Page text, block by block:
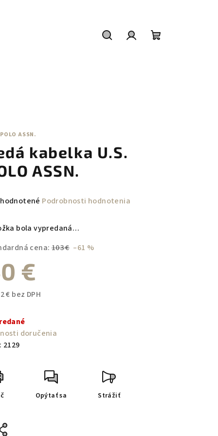
ASSN.
kabelka U.S.
ASSN.
Podrobnosti hodnotenia
bola vypredaná…
cena: 103 € –61 %
€
€ bez DPH
doručenia
2129
Opýtať sa Strážiť